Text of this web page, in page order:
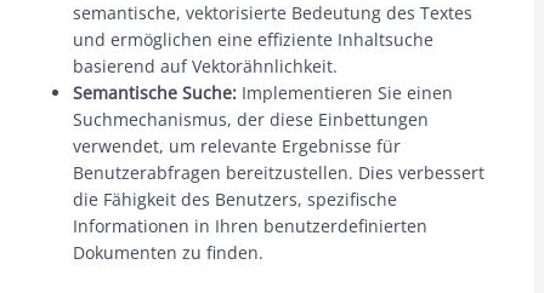
semantische, vektorisierte Bedeutung des Textes
und ermöglichen eine effiziente Inhaltsuche
basierend auf Vektorähnlichkeit.
Semantische Suche: Implementieren Sie einen
Suchmechanismus, der diese Einbettungen
verwendet, um relevante Ergebnisse für
Benutzerabfragen bereitzustellen. Dies verbessert
die Fähigkeit des Benutzers, spezifische
Informationen in Ihren benutzerdefinierten
Dokumenten zu finden.